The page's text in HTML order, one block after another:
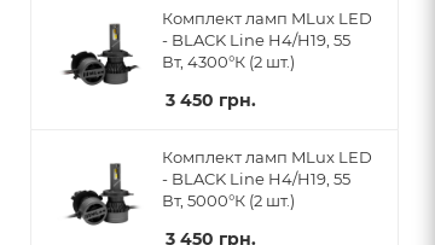
Комплект ламп MLux LED
- BLACK Line H4/H19, 55
Вт, 4300°К (2 шт.)
3 450 грн.
Комплект ламп MLux LED
- BLACK Line H4/H19, 55
Вт, 5000°К (2 шт.)
3 450 грн.